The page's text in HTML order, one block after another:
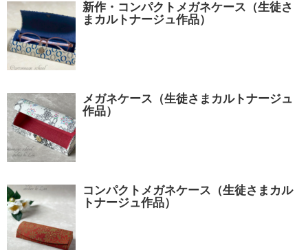
新作・コンパクトメガネケース（生徒さ
まカルトナージュ作品）
メガネケース（生徒さまカルトナージュ
作品）
コンパクトメガネケース（生徒さまカル
トナージュ作品）